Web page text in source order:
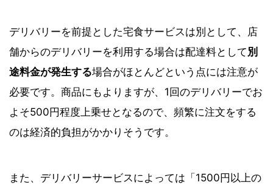
デリバリーを前提とした宅食サービスは別として、店
舗からのデリバリーを利用する場合は配達料として 別
途料金が発生する場合がほとんどという点には注意が
必要です。商品にもよりますが、1回のデリバリーでお
よそ500円程度上乗せとなるので、頻繁に注文をする
のは経済的負担がかかりそうです。
また、デリバリーサービスによっては「1500円以上の